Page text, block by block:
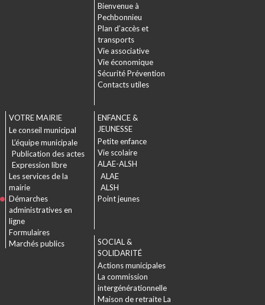
Bienvenue à
Pechbonnieu
Plan d’accès et
transports
Vie associative
Vie économique
Sécurité Prévention
Contacts utiles
VOTRE MAIRIE
Le conseil municipal
L’équipe municipale
Publication des actes
Expression libre
Les services de la
mairie
Démarches
administratives en
ligne
Formulaires
Marchés publics
ENFANCE &
JEUNESSE
Petite enfance
Vie scolaire
ALAE-ALSH
ALAE
ALSH
Point jeunes
SOCIAL &
SOLIDARITÉ
Actions municipales
La commission
intergénérationnelle
Maison de retraite La